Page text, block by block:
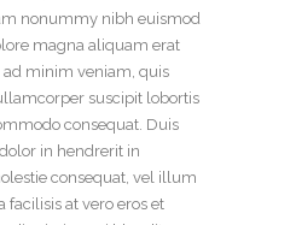
nonummy nibh euismod
magna aliquam erat
minim veniam, quis
suscipit lobortis
consequat. Duis
in hendrerit in
consequat, vel illum
at vero eros et